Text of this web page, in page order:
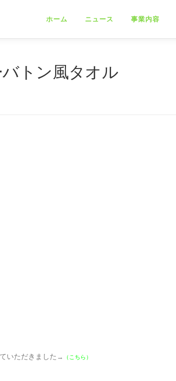
ホーム ニュース 事業内容
トン風タオル
いただきました → （こちら）